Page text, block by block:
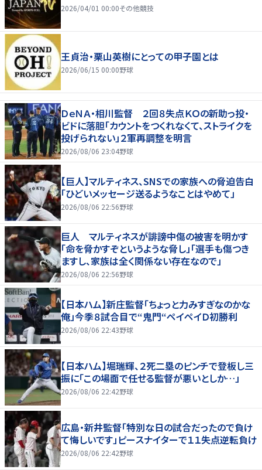
2026/04/01 00:00その他競技
王貞治・栗山英樹にとっての甲子園とは
2026/06/15 00:00野球
ＤｅＮＡ・相川監督 ２回８失点ＫＯの新助っ投・
ビドに落胆「カウントをつくれなくて、ストライクを
投げられない」２軍再調整を明言
2026/08/06 23:04野球
【巨人】マルティネス、SNSでの家族への脅迫告白
「ひどいメッセージ送るようなことはやめて」
2026/08/06 22:56野球
巨人 マルティネスが誹謗中傷の被害を明かす
「命を脅かすぞというような脅し」「選手も傷つき
ますし、家族は全く関係ない存在なので」
2026/08/06 22:56野球
【日本ハム】新庄監督「ちょっと力みすぎなのかな
俺」今季８試合目で“鬼門“ペイペイＤ初勝利
2026/08/06 22:43野球
【日本ハム】堀瑞輝、２死二塁のピンチで登板し三
振に「この場面で任せる監督が悪いとしか…」
2026/08/06 22:42野球
広島・新井監督「特別な日の試合だったので負け
て悔しいです」ピースナイターで１１失点逆転負け
2026/08/06 22:42野球